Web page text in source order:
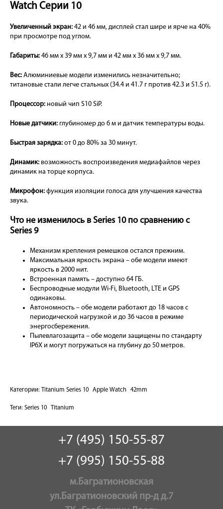
Watch Серии 10
Увеличенный экран: 42 и 46 мм, дисплей стал шире и ярче на 40%
при просмотре под углом.
Габариты: 46 мм x 39 мм x 9,7 мм и 42 мм x 36 мм x 9,7 мм.
Вес: Алюминиевые модели изменились незначительно;
титановые стали легче стальных (34.4 и 41.7 г против 42.3 и 51.5 г).
Процессор: новый чип S10 SiP.
Новые датчики: глубиномер до 6 м и датчик температуры воды.
Быстрая зарядка: от 0 до 80% за 30 минут.
Динамик: возможность воспроизведения медиафайлов через
динамик на торце корпуса.
Микрофон: функция изоляции голоса для улучшения качества
звука.
Что не изменилось в Series 10 по сравнению с
Series 9
Механизм крепления ремешков остался прежним.
Максимальная яркость экрана – обе модели имеют
яркость в 2000 нит.
Встроенная память – доступно 64 ГБ.
Беспроводные модули Wi-Fi, Bluetooth, LTE и GPS
одинаковы.
Автономность – обе модели работают до 18 часов с
периодической нагрузкой и до 36 часов в режиме
энергосбережения.
Пылевлагозащита – обе модели защищены по стандарту
IP6X и могут погружаться на глубину до 50 метров.
Категории: Titanium Series 10 Apple Watch 42mm
Теги: Series 10 Titanium
+7 (495) 150-55-87
+7 (995) 150-55-88
м.Багратионовская
ул.Багратионовский пр-д д.7